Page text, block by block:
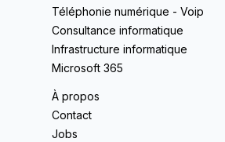
Téléphonie numérique - Voip
Consultance informatique
Infrastructure informatique
Microsoft 365
À propos
Contact
Jobs